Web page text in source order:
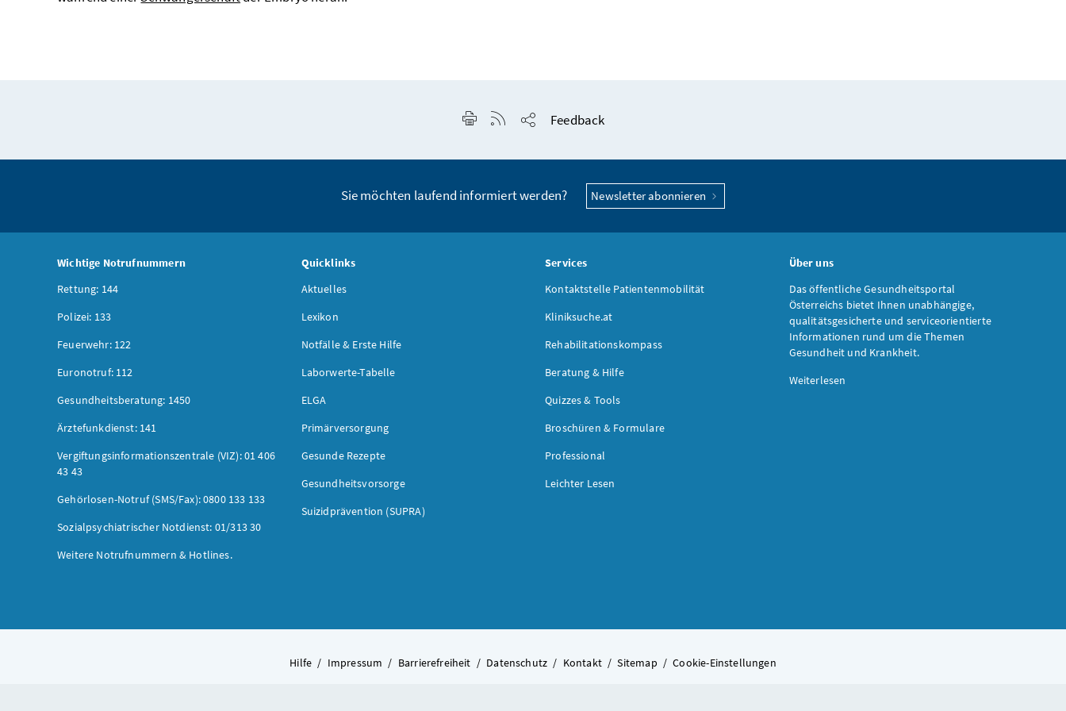
Seite drucken
RSS-Feed anzeigen
Feedback
Sie möchten laufend informiert werden? Newsletter abonnieren
Wichtige Notrufnummern
Rettung: 144
Polizei: 133
Feuerwehr: 122
Euronotruf: 112
Gesundheitsberatung: 1450
Ärztefunkdienst: 141
Vergiftungsinformationszentrale (VIZ): 01 406
43 43
Gehörlosen-Notruf (SMS/Fax): 0800 133 133
Sozialpsychiatrischer Notdienst: 01/313 30
Weitere Notrufnummern & Hotlines.
Quicklinks
Aktuelles
Lexikon
Notfälle & Erste Hilfe
Laborwerte-Tabelle
ELGA
Primärversorgung
Gesunde Rezepte
Gesundheitsvorsorge
Suizidprävention (SUPRA)
Services
Kontaktstelle Patientenmobilität
Kliniksuche.at
Rehabilitationskompass
Beratung & Hilfe
Quizzes & Tools
Broschüren & Formulare
Professional
Leichter Lesen
Über uns
Das öffentliche Gesundheitsportal
Österreichs bietet Ihnen unabhängige,
qualitätsgesicherte und serviceorientierte
Informationen rund um die Themen
Gesundheit und Krankheit.
Weiterlesen
Hilfe / Impressum / Barrierefreiheit / Datenschutz / Kontakt / Sitemap / Cookie-Einstellungen